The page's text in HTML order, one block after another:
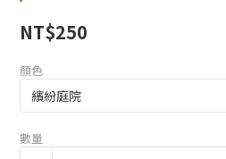
NT$250
顏色
數量